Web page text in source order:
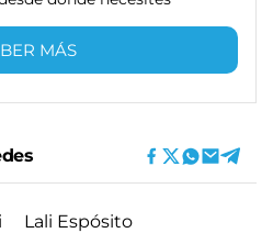
MÁS
Lali Espósito